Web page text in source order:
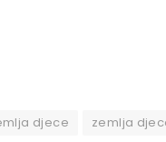
djece zemlja